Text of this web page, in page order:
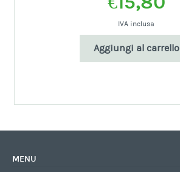
IVA inclusa
Aggiungi al carrello
MENU